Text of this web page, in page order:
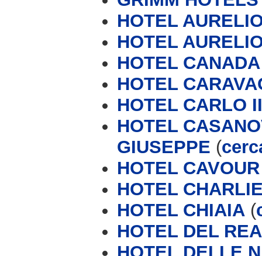
HOTEL
HOTEL
HOTEL CANADA
HOTEL
HOTEL CARLO
HOTEL
GIUSEPPE (
HOTEL CAVOUR
HOTEL
HOTEL CHIAIA (
HOTEL DEL